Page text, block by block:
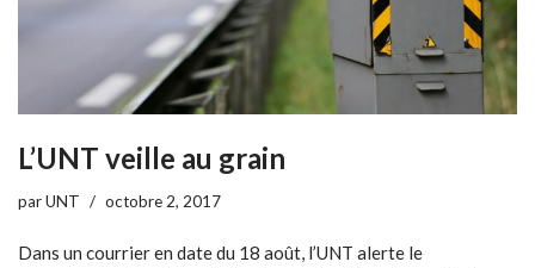
L’UNT veille au grain
parUNT octobre 2, 2017
Dans un courrier en date du 18 août, l’UNT alerte le